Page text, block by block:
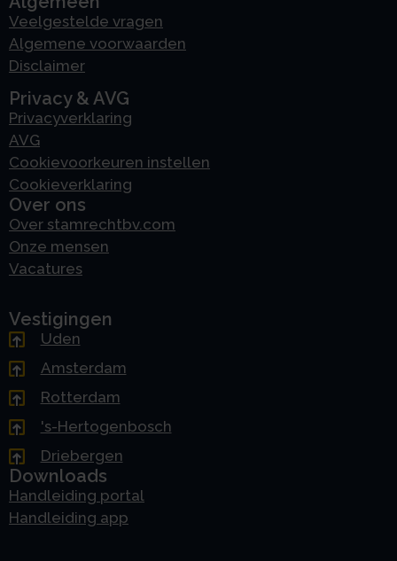
Veelgestelde vragen
Algemene voorwaarden
Disclaimer
Privacy & AVG
Privacyverklaring
AVG
Cookievoorkeuren instellen
Cookieverklaring
Over ons
Over stamrechtbv.com
Onze mensen
Vacatures
Vestigingen
Uden
Amsterdam
Rotterdam
's-Hertogenbosch
Driebergen
Downloads
Handleiding portal
Handleiding app